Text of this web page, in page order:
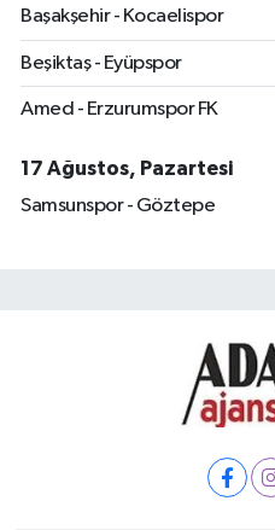
Başakşehir - Kocaelispor
Beşiktaş - Eyüpspor
Amed - Erzurumspor FK
17 Ağustos, Pazartesi
Samsunspor - Göztepe